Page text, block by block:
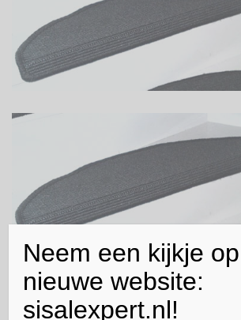
PVC stroken
Naast Sisal halve maantjes zijn er ook PVC
Neem een kijkje
nieuwe website:
sisalexpert.nl!